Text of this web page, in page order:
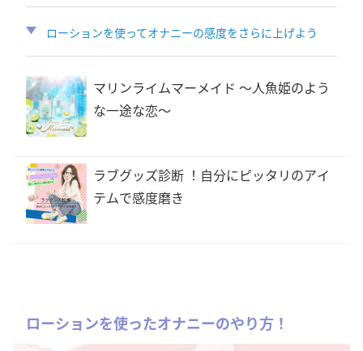
ローションを使ってオナニーの感度をさらに上げよう
マリンライムマーメイド 〜人魚姫のよう
な一途な恋〜
ラブグッズ診断 ！自分にピッタリのアイ
テムで感度磨き
ローションを使ったオナニーのやり方！